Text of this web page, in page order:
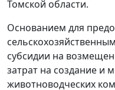
Томской области.
Основанием для
субсидии на
затрат на создание и
животноводческих